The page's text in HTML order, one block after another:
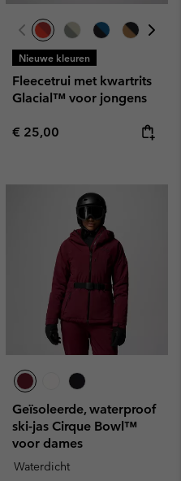
Nieuwe kleuren
Fleecetrui met kwartrits
Glacial™ voor jongens
Regular price:
€ 25,00
Geïsoleerde, waterproof
ski-jas Cirque Bowl™
voor dames
Waterdicht